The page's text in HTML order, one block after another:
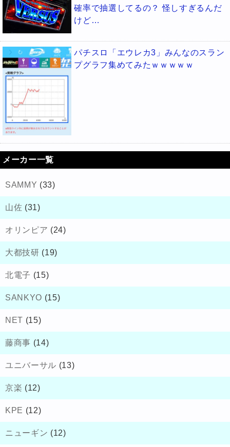
確率で抽選してるの？ 怪しすぎるんだ
けど…
パチスロ「エウレカ3」みんなのスラン
プグラフ集めてみたｗｗｗｗｗ
メーカー一覧
SAMMY (33)
山佐 (31)
オリンピア (24)
大都技研 (19)
北電子 (15)
SANKYO (15)
NET (15)
藤商事 (14)
ユニバーサル (13)
京楽 (12)
KPE (12)
ニューギン (12)